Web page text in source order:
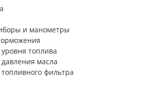
и манометры
топлива
масла
фильтра